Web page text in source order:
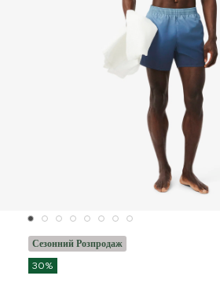
Сезонний Розпродаж
30%
доставка від
5000₴*